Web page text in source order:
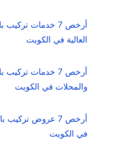
أرخص 7 خدمات
العالية في الكويت
أرخص 7 خدمات
والمحلات في الكويت
أرخص 7 عروض
في الكويت